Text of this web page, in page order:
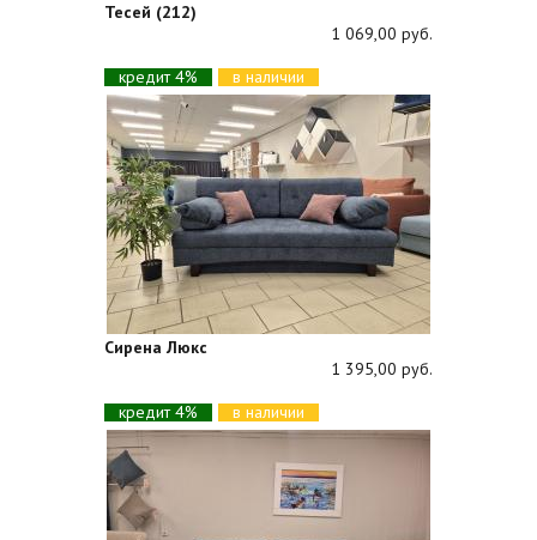
Тесей (212)
1 069,00 руб.
кредит 4%
в наличии
Сирена Люкс
1 395,00 руб.
кредит 4%
в наличии